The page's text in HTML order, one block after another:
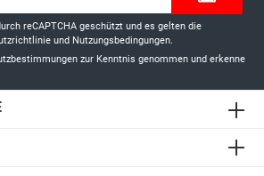
reCAPTCHA geschützt und es gelten die
und Nutzungsbedingungen.
zur Kenntnis genommen und erkenne